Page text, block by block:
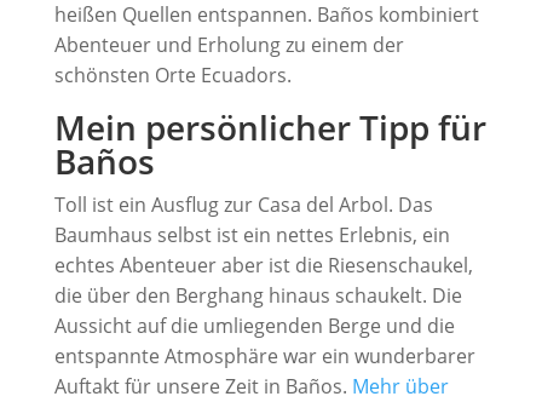
heißen Quellen entspannen. Baños kombiniert
Abenteuer und Erholung zu einem der
schönsten Orte Ecuadors.
Mein persönlicher Tipp für
Baños
Toll ist ein Ausflug zur Casa del Arbol. Das
Baumhaus selbst ist ein nettes Erlebnis, ein
echtes Abenteuer aber ist die Riesenschaukel,
die über den Berghang hinaus schaukelt. Die
Aussicht auf die umliegenden Berge und die
entspannte Atmosphäre war ein wunderbarer
Auftakt für unsere Zeit in Baños. Mehr über